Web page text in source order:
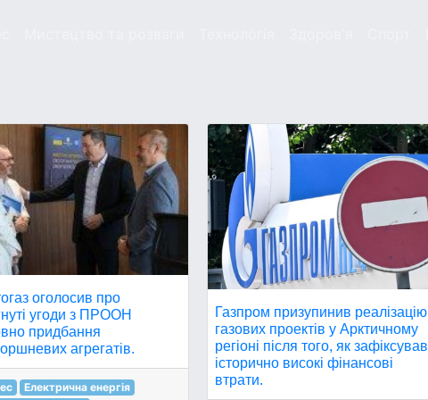
оголосив про
угоди з ПРООН
придбання
агрегатів.
Електрична енергія
Газпром призупинив реалізацію
газових проектів у Арктичному
регіоні після того, як зафіксував
історично високі фінансові
втрати.